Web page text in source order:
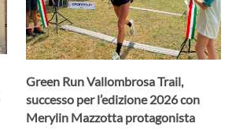
Green Run Vallombrosa Trail,
successo per l’edizione 2026 con
Merylin Mazzotta protagonista